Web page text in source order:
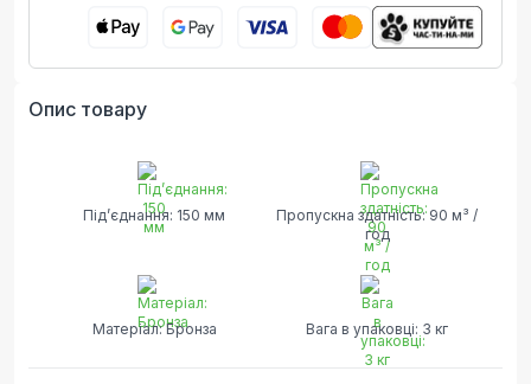
Опис товару
Під’єднання: 150 мм
Пропускна здатність: 90 м³ /
год
Матеріал: Бронза Вага в упаковці: 3 кг